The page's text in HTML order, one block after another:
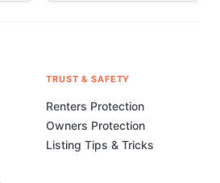
TRUST & SAFETY
Renters Protection
Owners Protection
Listing Tips & Tricks